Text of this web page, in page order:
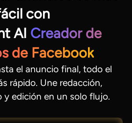
con
AI Creador de
de Facebook
el anuncio final, todo el
rápido. Une redacción,
y edición en un solo flujo.